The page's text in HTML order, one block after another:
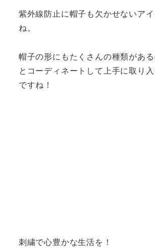
紫外線防止に帽子も欠かせないア
ね。
帽子の形にもたくさんの種類があ
とコーディネートして上手に取り
ですね！
刺繍で心豊かな生活を！